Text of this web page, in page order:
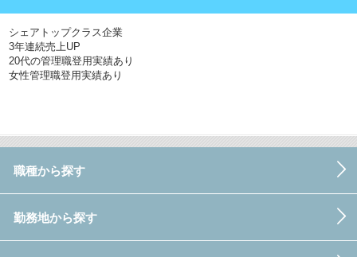
シェアトップクラス企業
3年連続売上UP
20代の管理職登用実績あり
女性管理職登用実績あり
職種から探す
勤務地から探す